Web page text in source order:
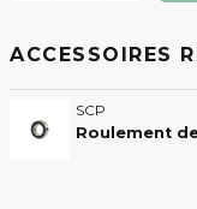
ACCESSOIRES
SCP